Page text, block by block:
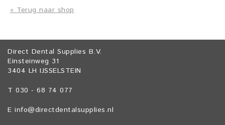
« Terug naar shop
Direct Dental Supplies B.V.
Einsteinweg 31
3404 LH IJSSELSTEIN
T 030 - 68 74 077
E info@directdentalsupplies.nl